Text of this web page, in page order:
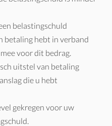
belastingschuld
betaling hebt in verband
voor dit bedrag.
uitstel van betaling
die u hebt
gekregen voor uw